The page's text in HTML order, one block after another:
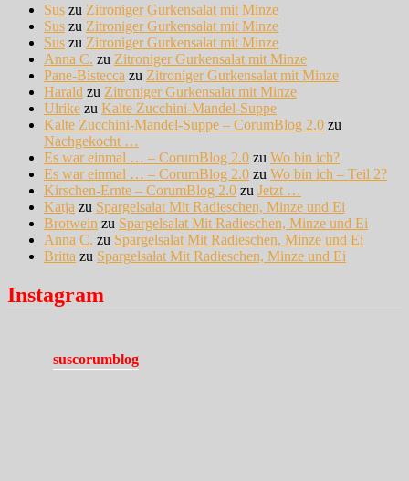
Sus zu Zitroniger Gurkensalat mit Minze
Sus zu Zitroniger Gurkensalat mit Minze
Sus zu Zitroniger Gurkensalat mit Minze
Anna C. zu Zitroniger Gurkensalat mit Minze
Pane-Bistecca zu Zitroniger Gurkensalat mit Minze
Harald zu Zitroniger Gurkensalat mit Minze
Ulrike zu Kalte Zucchini-Mandel-Suppe
Kalte Zucchini-Mandel-Suppe – CorumBlog 2.0 zu
Nachgekocht …
Es war einmal … – CorumBlog 2.0 zu Wo bin ich?
Es war einmal … – CorumBlog 2.0 zu Wo bin ich – Teil 2?
Kirschen-Ernte – CorumBlog 2.0 zu Jetzt …
Katja zu Spargelsalat Mit Radieschen, Minze und Ei
Brotwein zu Spargelsalat Mit Radieschen, Minze und Ei
Anna C. zu Spargelsalat Mit Radieschen, Minze und Ei
Britta zu Spargelsalat Mit Radieschen, Minze und Ei
Instagram
suscorumblog